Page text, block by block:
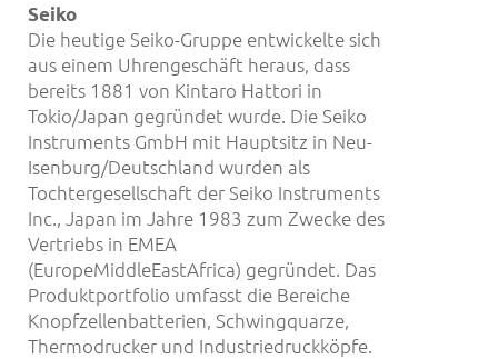
Seiko
Die heutige Seiko-Gruppe entwickelte sich
aus einem Uhrengeschäft heraus, dass
bereits 1881 von Kintaro Hattori in
Tokio/Japan gegründet wurde. Die Seiko
Instruments GmbH mit Hauptsitz in Neu-
Isenburg/Deutschland wurden als
Tochtergesellschaft der Seiko Instruments
Inc., Japan im Jahre 1983 zum Zwecke des
Vertriebs in EMEA
(EuropeMiddleEastAfrica) gegründet. Das
Produktportfolio umfasst die Bereiche
Knopfzellenbatterien, Schwingquarze,
Thermodrucker und Industriedruckköpfe.